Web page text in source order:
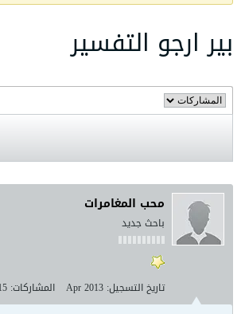
بير ارجو التفسير
محب المغامرات
باحث جديد
تاريخ التسجيل: Apr 2013 المشاركات: